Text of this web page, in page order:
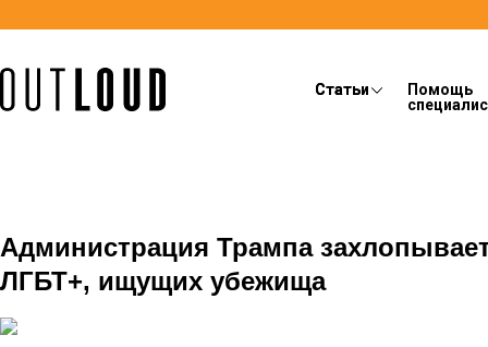
Статьи
Статьи
Помощь
Администрация Трампа
ЛГБТ+, ищущих убежища